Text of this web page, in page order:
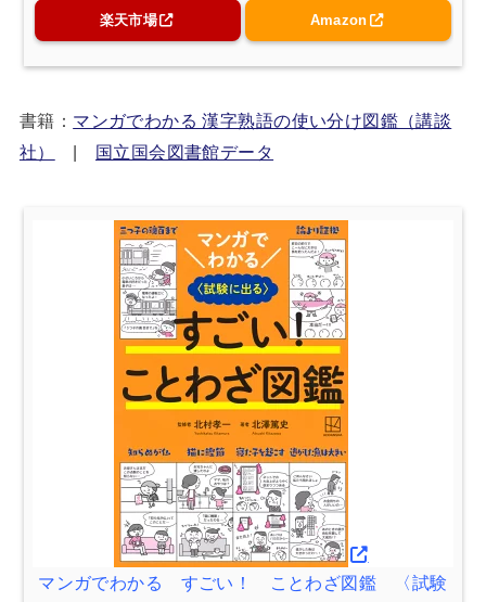
楽天市場 Amazon
書籍： マンガでわかる 漢字熟語の使い分け図鑑（講談
社）
国立国会図書館データ
マンガでわかる すごい！ ことわざ図鑑 〈試験